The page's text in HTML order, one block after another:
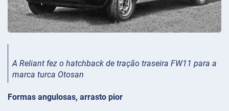
A Reliant fez o hatchback de tração traseira FW11 para a
marca turca Otosan
Formas angulosas, arrasto pior